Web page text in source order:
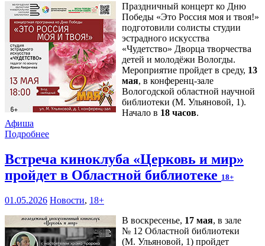
Праздничный концерт ко Дню
Победы «Это Россия моя и твоя!»
подготовили солисты студии
эстрадного искусства
«Чудетство» Дворца творчества
детей и молодёжи Вологды.
Мероприятие пройдет в среду, 13
мая, в конференц-зале
Вологодской областной научной
библиотеки (М. Ульяновой, 1).
Начало в 18 часов.
Афиша
Подробнее
Встреча киноклуба «Церковь и мир»
пройдет в Областной библиотеке 18+
01.05.2026 Новости, 18+
В воскресенье, 17 мая, в зале
№ 12 Областной библиотеки
(М. Ульяновой, 1) пройдет